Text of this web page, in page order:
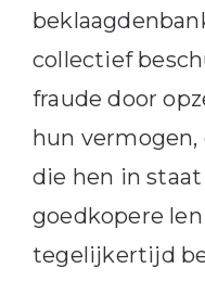
collectief
fraude door
hun
die hen in
goedkopere
tegelijkertijd